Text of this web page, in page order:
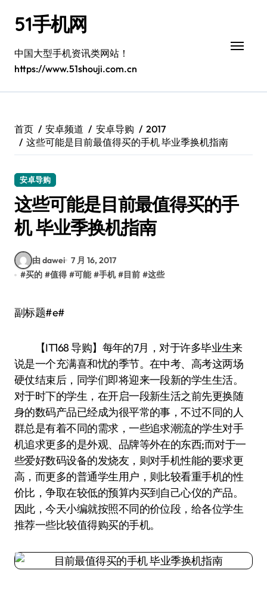
51手机网
中国大型手机资讯类网站！
https://www.51shouji.com.cn
首页 安卓频道 安卓导购
2017
这些可能是目前最值得买的手机 毕业季换机指南
安卓导购
这些可能是目前最值得买的手
机 毕业季换机指南
由 dawei 7 月 16, 2017
#买的 #值得 #可能 #手机 #目前 #这些
副标题#e#
【IT168 导购】每年的7月，对于许多毕业生来
说是一个充满喜和忧的季节。在中考、高考这两场
硬仗结束后，同学们即将迎来一段新的学生生活。
对于时下的学生，在开启一段新生活之前先更换随
身的数码产品已经成为很平常的事，不过不同的人
群总是有着不同的需求，一些追求潮流的学生对手
机追求更多的是外观、品牌等外在的东西;而对于一
些爱好数码设备的发烧友，则对手机性能的要求更
高，而更多的普通学生用户，则比较看重手机的性
价比，争取在较低的预算内买到自己心仪的产品。
因此，今天小编就按照不同的价位段，给各位学生
推荐一些比较值得购买的手机。